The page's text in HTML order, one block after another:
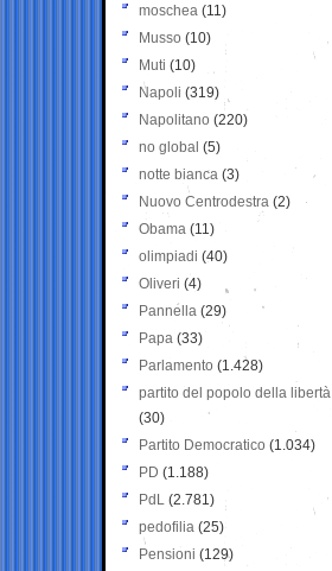
moschea (11)
Musso (10)
Muti (10)
Napoli (319)
Napolitano (220)
no global (5)
notte bianca (3)
Nuovo Centrodestra (2)
Obama (11)
olimpiadi (40)
Oliveri (4)
Pannella (29)
Papa (33)
Parlamento (1.428)
partito del popolo della libertà
(30)
Partito Democratico (1.034)
PD (1.188)
PdL (2.781)
pedofilia (25)
Pensioni (129)